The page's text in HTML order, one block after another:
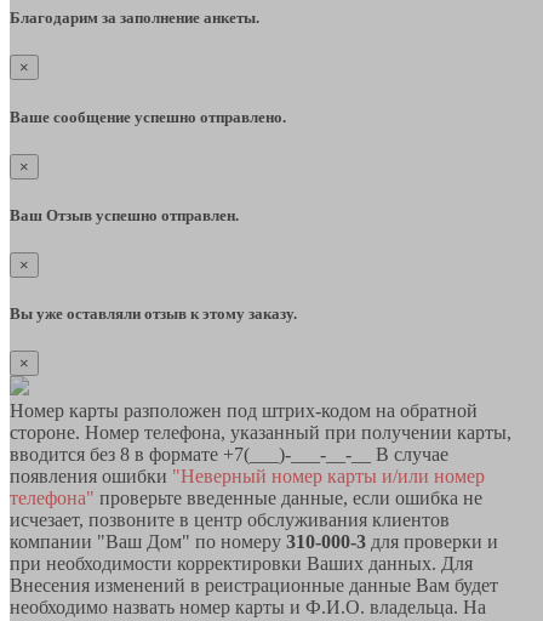
Благодарим за заполнение анкеты.
×
Ваше сообщение успешно отправлено.
×
Ваш Отзыв успешно отправлен.
×
Вы уже оставляли отзыв к этому заказу.
×
Номер карты разположен под штрих-кодом на обратной
стороне. Номер телефона, указанный при получении карты,
вводится без 8 в формате +7(___)-___-__-__ В случае
появления ошибки "Неверный номер карты и/или номер
телефона" проверьте введенные данные, если ошибка не
исчезает, позвоните в центр обслуживания клиентов
компании "Ваш Дом" по номеру 310-000-3 для проверки и
при необходимости корректировки Ваших данных. Для
Внесения изменений в реистрационные данные Вам будет
необходимо назвать номер карты и Ф.И.О. владельца. На